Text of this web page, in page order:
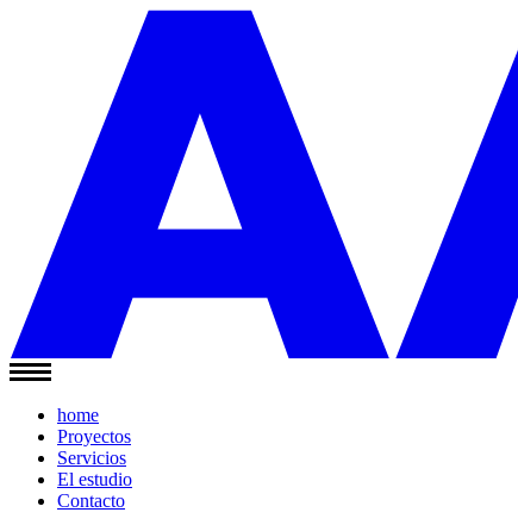
home
Proyectos
Servicios
El estudio
Contacto